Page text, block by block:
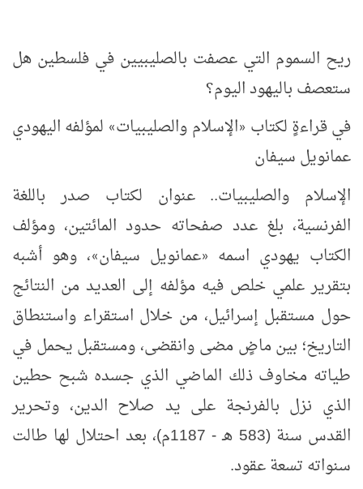
ريح السموم التي عصفت بالصليبيين في فلسطين هل
ستعصف باليهود اليوم؟
في قراءةٍ لكتاب «الإسلام والصليبيات» لمؤلفه اليهودي
عمانويل سيفان
الإسلام والصليبيات.. عنوان لكتاب صدر باللغة
الفرنسية، بلغ عدد صفحاته حدود المائتين، ومؤلف
الكتاب يهودي اسمه
«عمانويل سيفان»، وهو أشبه
بتقرير علمي خلص فيه مؤلفه إلى العديد من النتائج
حول مستقبل إسرائيل، من خلال استقراء واستنطاق
التاريخ؛ بين ماضٍ مضى وانقضى، ومستقبل يحمل في
طياته مخاوف ذلك الماضي الذي جسده شبح حطين
الذي نزل بالفرنجة على يد صلاح الدين، وتحرير
القدس سنة (583 هـ - 1187م)، بعد احتلال لها طالت
سنواته تسعة عقود.